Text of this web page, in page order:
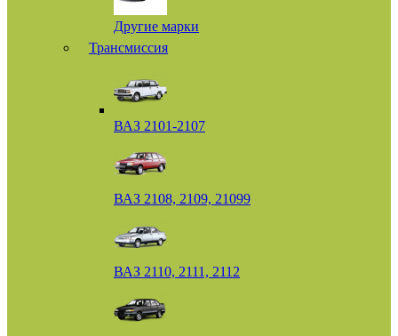
Другие марки
Трансмиссия
ВАЗ 2101-2107
ВАЗ 2108, 2109, 21099
ВАЗ 2110, 2111, 2112